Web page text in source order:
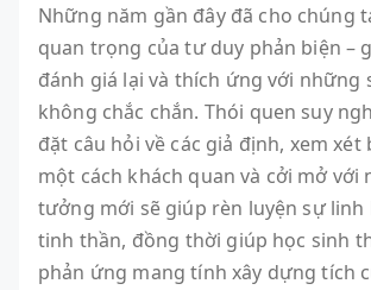
Những năm gần đây đã cho chúng
quan trọng của tư duy phản biện –
đánh giá lại và thích ứng với những
không chắc chắn. Thói quen suy
đặt câu hỏi về các giả định, xem xét
một cách khách quan và cởi mở với
tưởng mới sẽ giúp rèn luyện sự linh
tinh thần, đồng thời giúp học sinh
phản ứng mang tính xây dựng tích